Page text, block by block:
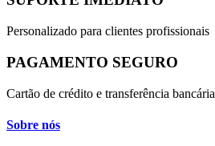
Personalizado para clientes profissionais
PAGAMENTO SEGURO
Cartão de crédito e transferência bancária
Sobre nós